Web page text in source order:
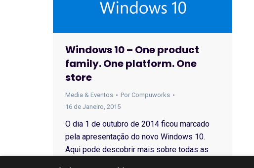
Windows 10 – One product
family. One platform. One
store
Media & Eventos Por Compuworks
16 de Janeiro, 2015
O dia 1 de outubro de 2014 ficou marcado
pela apresentação do novo Windows 10.
Aqui pode descobrir mais sobre todas as